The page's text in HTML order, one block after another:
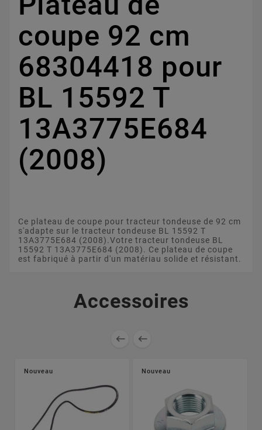
coupe 92 cm
68304418 pour
BL 15592 T
13A3775E684
(2008)
Ce plateau de coupe pour tracteur tondeuse de 92 cm
s'adapte sur le tracteur tondeuse BL 15592 T
13A3775E684 (2008).Votre tracteur tondeuse BL
15592 T 13A3775E684 (2008). Ce plateau de coupe
est fabriqué à partir d'un matériau solide et résistant.
Accessoires
 
Nouveau Nouveau